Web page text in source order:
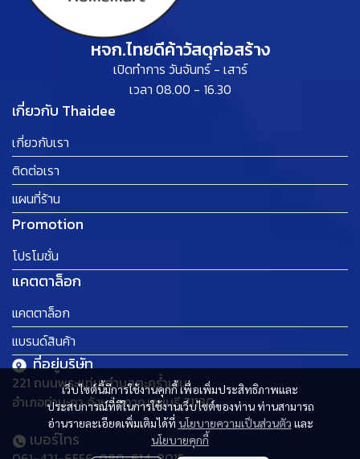
เว็บไซต์นี้มีการใช้งานคุกกี้ เพื่อเพิ่มประสิทธิภาพและ
ประสบการณ์ที่ดีในการใช้งานเว็บไซต์ของท่าน ท่านสามารถ
อ่านรายละเอียดเพิ่มเติมได้ที่ นโยบายความเป็นส่วนตัว และ
นโยบายคุกกี้
หจก.ไทยดีค้าวัสดุก่อสร้าง
เปิดทำการ วันจันทร์ - เสาร์
เวลา 08.00 - 16.30
เกี่ยวกับ Thaidee
เกี่ยวกับเรา
ติดต่อเรา
แผนที่ร้าน
Promotion
โปรโมชั่น
แคตตาล็อก
แคตตาล็อก
แบรนด์สินค้า
ที่อยู่บริษัท
221 ถนนพระแท่น ตำบลตะคร้ำเอน
อำเภอท่ามะกา จังหวัดกาญจนบุรี 71130
เบอร์โทร